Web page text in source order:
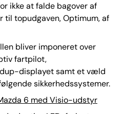
ikke at falde bagover af
til topudgaven, Optimum, af
bliver imponeret over
fartpilot,
displayet samt et væld
sikkerhedssystemer.
6 med Visio-udstyr